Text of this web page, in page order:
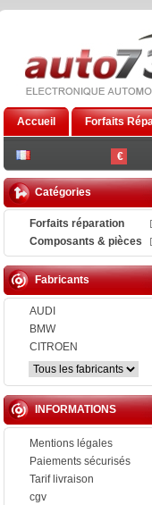
€
Accueil Forfaits
Catégories
Forfaits réparation
Composants & pièces
Fabricants
AUDI
BMW
CITROEN
INFORMATIONS
Mentions légales
Paiements sécurisés
Tarif livraison
cgv